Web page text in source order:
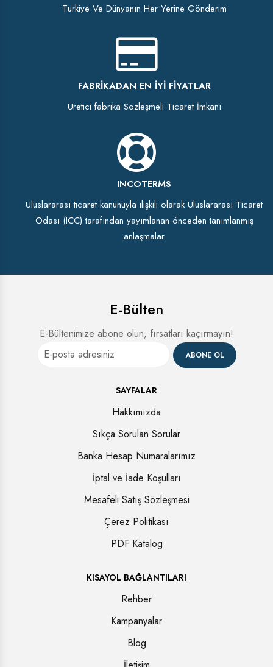
Türkiye Ve Dünyanın Her Yerine Gönderim
FABRIKADAN EN İYI FIYATLAR
Üretici fabrika Sözleşmeli Ticaret İmkanı
INCOTERMS
Uluslararası ticaret kanunuyla ilişkili olarak Uluslararası Ticaret
Odası (ICC) tarafından yayımlanan önceden tanımlanmış
anlaşmalar
E-Bülten
E-Bültenimize abone olun, fırsatları kaçırmayın!
ABONE OL
SAYFALAR
Hakkımızda
Sıkça Sorulan Sorular
Banka Hesap Numaralarımız
İptal ve İade Koşulları
Mesafeli Satış Sözleşmesi
Çerez Politikası
PDF Katalog
KISAYOL BAĞLANTILARI
Rehber
Kampanyalar
Blog